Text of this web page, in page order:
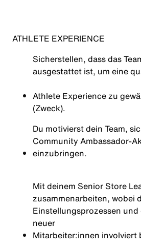
ATHLETE EXPERIENCE
Sicherstellen, dass das
ausgestattet ist, um eine
Athlete Experience zu
(Zweck).
Du motivierst dein Team,
Community Ambassador-
einzubringen.
Mit deinem Senior Store
zusammenarbeiten, wobei
Einstellungsprozessen
neuer
Mitarbeiter:innen involviert